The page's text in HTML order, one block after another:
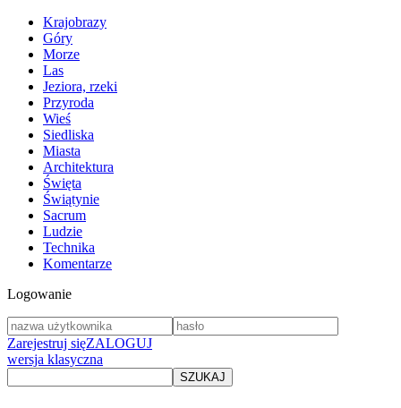
Krajobrazy
Góry
Morze
Las
Jeziora, rzeki
Przyroda
Wieś
Siedliska
Miasta
Architektura
Święta
Świątynie
Sacrum
Ludzie
Technika
Komentarze
Logowanie
Zarejestruj sięZALOGUJ
wersja klasyczna